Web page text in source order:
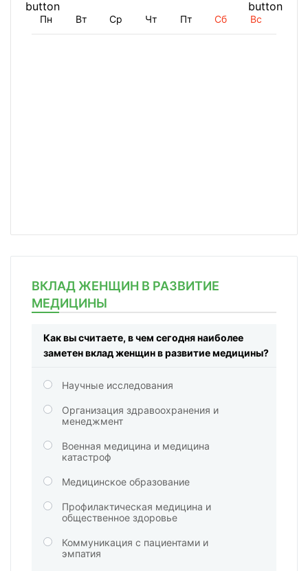
Пн Вт Ср Чт Пт Сб Вс
ВКЛАД ЖЕНЩИН В РАЗВИТИЕ
МЕДИЦИНЫ
Как вы считаете, в чем сегодня наиболее
заметен вклад женщин в развитие медицины?
Научные исследования
Организация здравоохранения и
менеджмент
Военная медицина и медицина
катастроф
Медицинское образование
Профилактическая медицина и
общественное здоровье
Коммуникация с пациентами и
эмпатия